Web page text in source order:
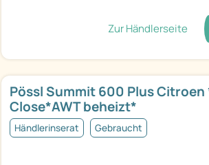
Zur Händlerseite
Pössl Summit 600 Plus
Close*AWT beheizt*
Händlerinserat Gebraucht